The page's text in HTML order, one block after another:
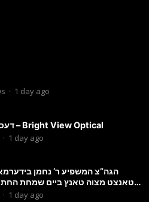
· 1 day ago
דעסטענאציע – Bright View Optical
· 1 day ago
הגה”צ המשפיע ר’ נחמן
טאנצט מצוה טאנץ ביים שמחת
· 1 day ago